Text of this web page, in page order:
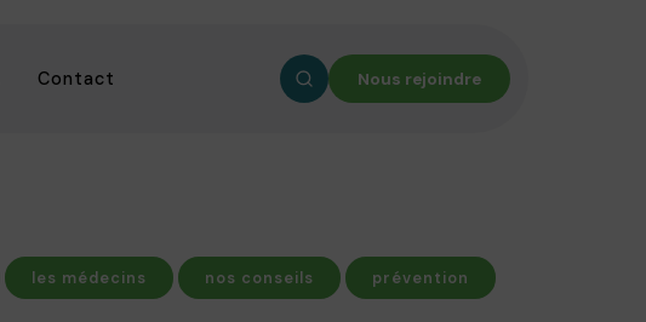
Contact Nous rejoindre
les médecins nos conseils prévention